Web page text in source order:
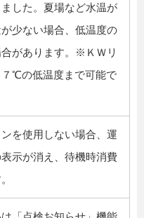
した。夏場など水温が
少ない場合、低温度の
があります。※ＫＷリ
℃の低温度まで可能で
を使用しない場合、運
示が消え、待機時消費